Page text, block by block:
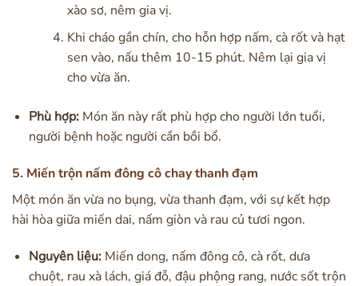
xào sơ, nêm gia vị.
Khi cháo gần chín, cho hỗn hợp nấm, cà rốt và hạt
sen vào, nấu thêm 10-15 phút. Nêm lại gia vị
cho vừa ăn.
Phù hợp:Món ăn này rất phù hợp cho người lớn tuổi,
người bệnh hoặc người cần bồi bổ.
5. Miến trộn nấm đông cô chay thanh đạm
Một món ăn vừa no bụng, vừa thanh đạm, với sự kết hợp
hài hòa giữa miến dai, nấm giòn và rau củ tươi ngon.
Nguyên liệu:Miến dong, nấm đông cô, cà rốt, dưa
chuột, rau xà lách, giá đỗ, đậu phộng rang, nước sốt trộn